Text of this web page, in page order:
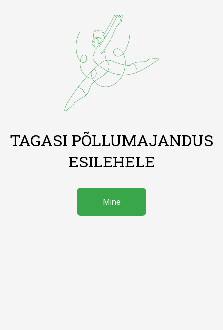
TAGASI PÕLLUMAJANDUS
ESILEHELE
Mine